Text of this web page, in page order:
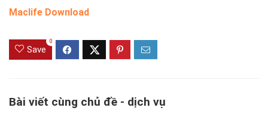
Maclife Download
Save
0
Bài viết cùng chủ đề - dịch vụ